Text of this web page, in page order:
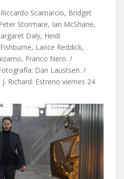
Scamarcio, Bridget
Stormare, Ian McShane,
Daly, Heidi
Lance Reddick,
Franco Nero. /
Dan Laustsen. /
J. Richard. Estreno viernes 24